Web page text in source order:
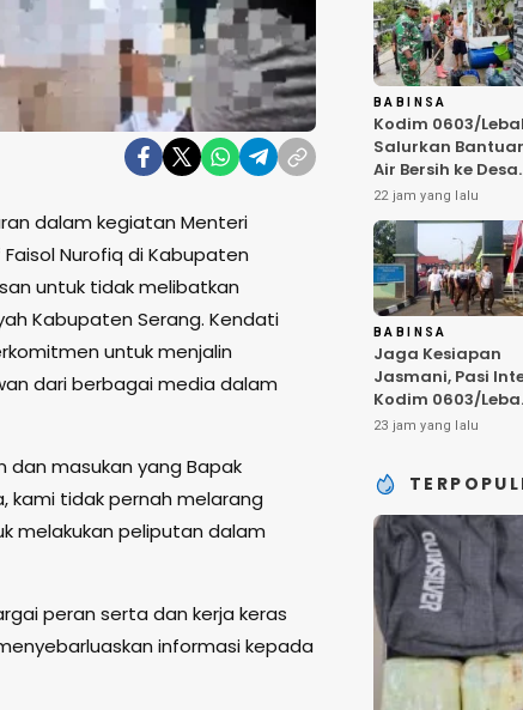
dalam kegiatan Menteri
Faisol Nurofiq di Kabupaten
untuk tidak melibatkan
Kabupaten Serang. Kendati
untuk menjalin
dari berbagai media dalam
dan masukan yang Bapak
kami tidak pernah melarang
melakukan peliputan dalam
peran serta dan kerja keras
informasi kepada
BABINSA
Kodim 0603/
Salurkan
Air Bersih ke Desa
Bungurmekar,
Ringankan Beban
Warga
Terdampak
Kemarau
22 jam yang lalu
BABINSA
Jaga Kesiapan
Jasmani, Pasi
Kodim 0603/
Pimpin Pembinaan
23 jam yang lalu